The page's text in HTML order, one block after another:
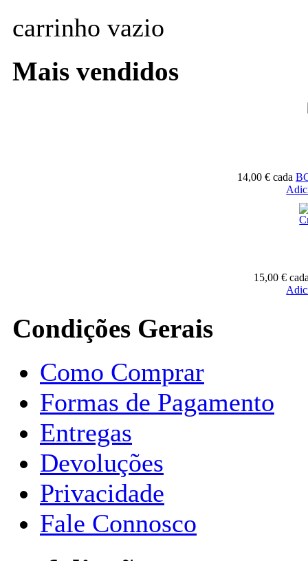
carrinho vazio
Mais vendidos
14,00 € cada
15,00 €
Condições Gerais
Como Comprar
Formas de Pagamento
Entregas
Devoluções
Privacidade
Fale Connosco